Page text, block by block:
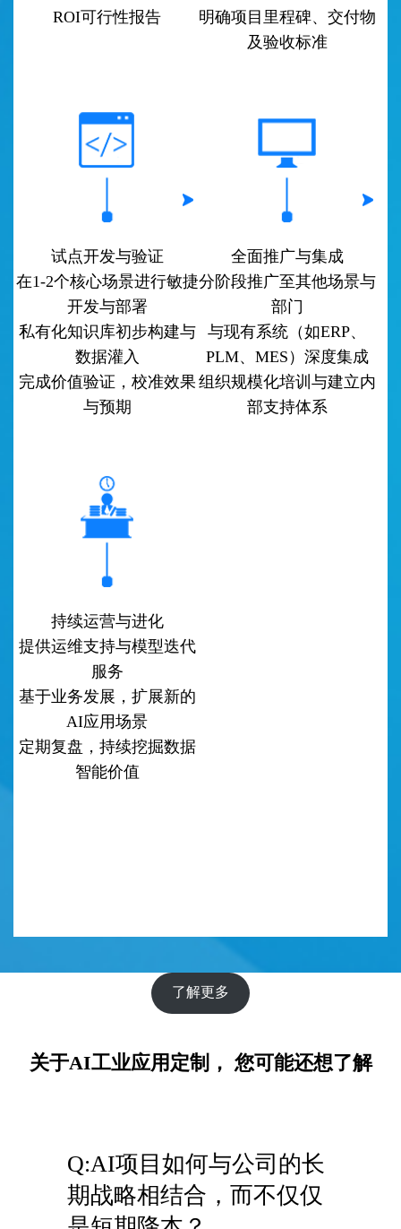
ROI可行性报告
明确项目里程碑、交付物
及验收标准
试点开发与验证
在1-2个核心场景进行敏捷
开发与部署
私有化知识库初步构建与
数据灌入
完成价值验证，校准效果
与预期
全面推广与集成
分阶段推广至其他场景与
部门
与现有系统（如ERP、
PLM、MES）深度集成
组织规模化培训与建立内
部支持体系
持续运营与进化
提供运维支持与模型迭代
服务
基于业务发展，扩展新的
AI应用场景
定期复盘，持续挖掘数据
智能价值
了解更多
关于AI工业应用定制， 您可能还想了解
Q:AI项目如何与公司的长
期战略相结合，而不仅仅